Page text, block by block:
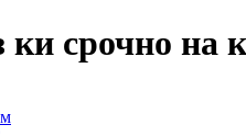
срочно на